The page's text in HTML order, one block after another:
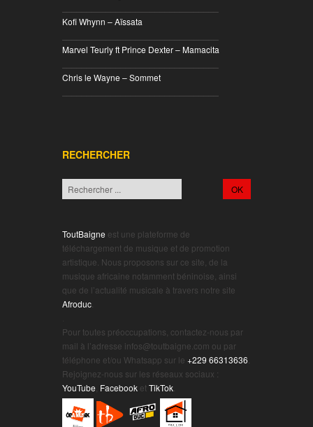
Kofi Whynn – Aïssata
Marvel Teurly ft Prince Dexter – Mamacita
Chris le Wayne – Sommet
RECHERCHER
ToutBaigne est une plateforme de
téléchargement de musique et de promotion
artistique. Nous proposons sur ce site, de la
musique africaine notamment béninoise, ainsi
que de l’actualité musicale à travers notre site
Afroduc
Pour toutes préoccupations, contactez-nous par
mail à l’adresse infos@toutbaigne.com ou par
téléphone et/ou Whatsapp sur le +229 66313636
Rejoignez-nous sur les réseaux sociaux :
YouTube Facebook etTikTok